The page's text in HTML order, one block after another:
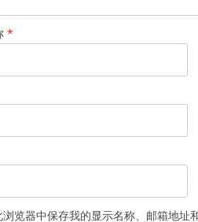
*
览器中保存我的显示名称、邮箱地址